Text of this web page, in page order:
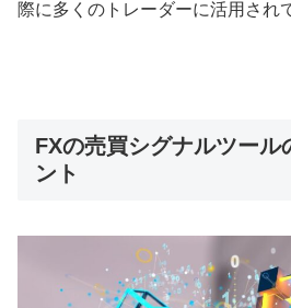
際に多くのトレーダーに活用され
FXの売買シグナルツール
ント